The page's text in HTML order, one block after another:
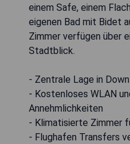
einem Safe, einem
eigenen Bad mit Bidet
Zimmer verfügen über
Stadtblick.
- Zentrale Lage in
- Kostenloses WLAN
Annehmlichkeiten
- Klimatisierte Zimmer
- Flughafen Transfers